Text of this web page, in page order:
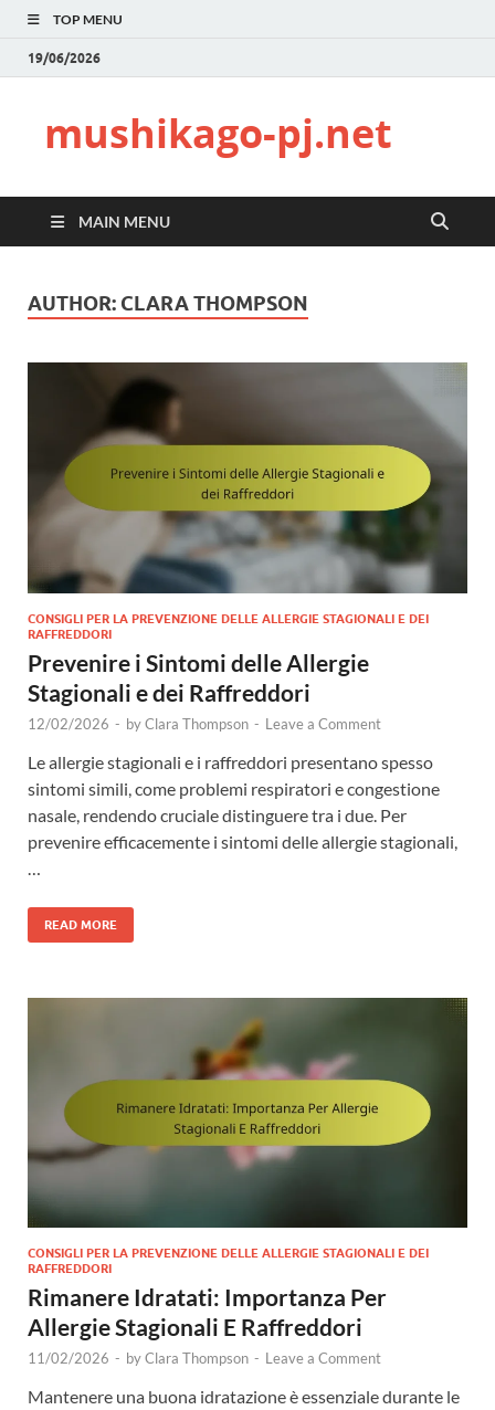
TOP MENU
19/06/2026
mushikago-pj.net
MAIN MENU
AUTHOR: CLARA THOMPSON
CONSIGLI PER LA PREVENZIONE DELLE ALLERGIE STAGIONALI E DEI
RAFFREDDORI
Prevenire i Sintomi delle Allergie
Stagionali e dei Raffreddori
12/02/2026 - byClara Thompson - Leave a Comment
Le allergie stagionali e i raffreddori presentano spesso
sintomi simili, come problemi respiratori e congestione
nasale, rendendo cruciale distinguere tra i due. Per
prevenire efficacemente i sintomi delle allergie stagionali,
READ MORE
CONSIGLI PER LA PREVENZIONE DELLE ALLERGIE STAGIONALI E DEI
RAFFREDDORI
Rimanere Idratati: Importanza Per
Allergie Stagionali E Raffreddori
11/02/2026 - byClara Thompson - Leave a Comment
Mantenere una buona idratazione è essenziale durante le